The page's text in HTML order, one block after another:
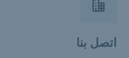
اتصل بنا